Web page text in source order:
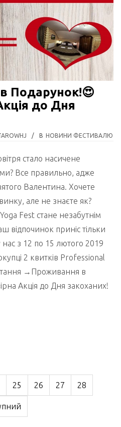
Подарунок!😍
до Дня
/ В НОВИНИ ФЕСТИВАЛЮ
стало насичене
Все правильно, адже
Валентина. Хочете
але не знаєте як?
Fest стане незабутнім
відпочинок приніс тільки
з 12 по 15 лютого 2019
2 квитків Professional
→Проживання в
Акція до Дня закоханих!
25 26 27 28